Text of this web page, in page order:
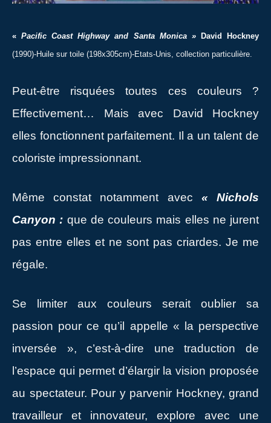
«Pacific Coast Highway and Santa Monica » David Hockney
(1990)-Huile sur toile (198x305cm)-Etats-Unis, collection particulière.
Peut-être risquées toutes ces couleurs ?
Effectivement… Mais avec David Hockney
elles fonctionnent parfaitement. Il a un talent de
coloriste impressionnant.
Même constat notamment avec « Nichols
Canyon : que de couleurs mais elles ne jurent
pas entre elles et ne sont pas criardes. Je me
régale.
Se limiter aux couleurs serait oublier sa
passion pour ce qu’il appelle « la perspective
inversée », c’est-à-dire une traduction de
l’espace qui permet d’élargir la vision proposée
au spectateur. Pour y parvenir Hockney, grand
travailleur et innovateur, explore avec une